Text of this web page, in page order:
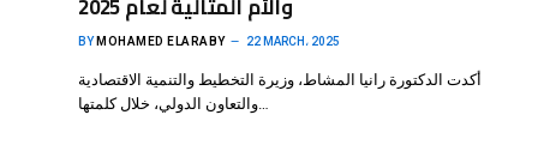
BY MOHAMED ELARABY 22 MARCH، 2025
أكدت الدكتورة رانيا المشاط، وزيرة التخطيط والتنمية الاقتصادية